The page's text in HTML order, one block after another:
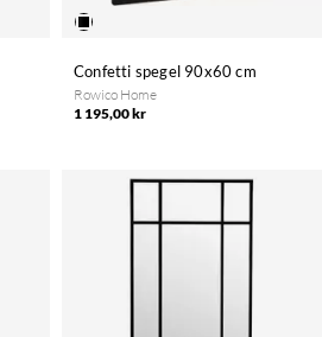
Confetti spegel 90x60 cm
Rowico Home
1 195,00 kr